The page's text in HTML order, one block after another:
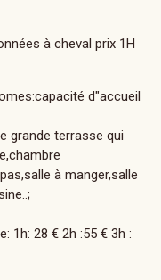
à cheval prix 1H
d"accueil
grande terrasse qui
à manger,salle
1h: 28 € 2h :55 € 3h :